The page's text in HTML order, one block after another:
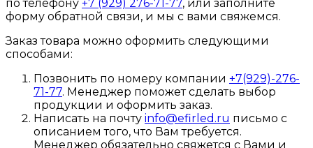
по телефону +7 (929) 276-71-77, или заполните
форму обратной связи, и мы с вами свяжемся.
Заказ товара можно оформить следующими
способами:
Позвонить по номеру компании +7(929)-276-
71-77. Менеджер поможет сделать выбор
продукции и оформить заказ.
Написать на почту info@efirled.ru письмо с
описанием того, что Вам требуется.
Менеджер обязательно свяжется с Вами и